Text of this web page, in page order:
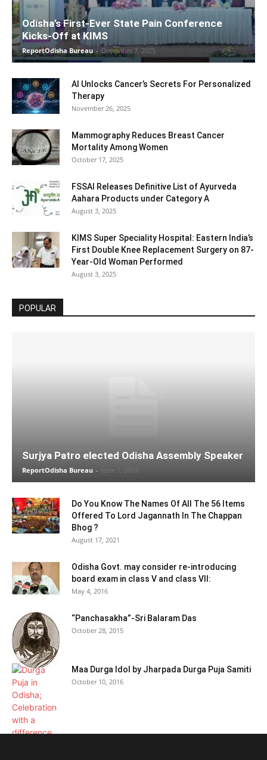
Odisha’s First-Ever State Pain Conference
Kicks-Off at KIMS
ReportOdisha Bureau - December 7, 2025
AI Unlocks Cancer’s Secrets For Personalized
Therapy
November 26, 2025
Mammography Reduces Breast Cancer
Mortality Among Women
October 17, 2025
FSSAI Releases Definitive List of Ayurveda
Aahara Products under Category A
August 3, 2025
KIMS Super Speciality Hospital: Eastern India’s
First Double Knee Replacement Surgery on 87-
Year-Old Woman Performed
August 3, 2025
POPULAR
Surjya Patro elected Odisha Assembly Speaker
ReportOdisha Bureau - June 1, 2019
Do You Know The Names Of All The 56 Items
Offered To Lord Jagannath In The Chappan
Bhog ?
August 17, 2021
Odisha Govt. may consider re-introducing
board exam in class V and class VII:
May 4, 2016
“Panchasakha”-Sri Balaram Das
October 28, 2015
Maa Durga Idol by Jharpada Durga Puja Samiti
October 10, 2016